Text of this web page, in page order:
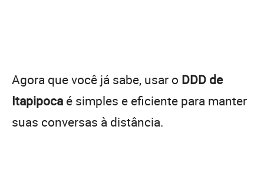
Agora que você já sabe, usar o DDD de
Itapipoca é simples e eficiente para manter
suas conversas à distância.